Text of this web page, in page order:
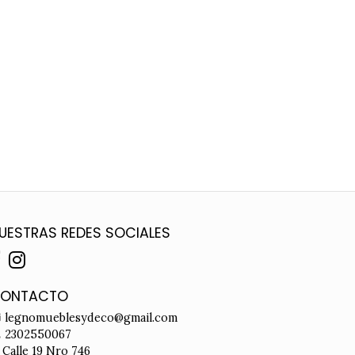
REDES SOCIALES
legnomueblesydeco@gmail.com
2302550067
Calle 19 Nro 746